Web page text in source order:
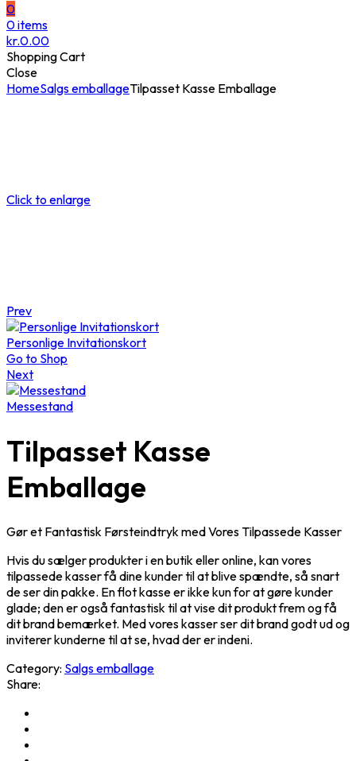
0
0items
kr.0.00
Shopping Cart
Close
HomeSalgs emballageTilpasset Kasse Emballage
Click to enlarge
Prev
Personlige Invitationskort
Go to Shop
Next
Messestand
Tilpasset Kasse
Emballage
Gør et Fantastisk Førsteindtryk med Vores Tilpassede Kasser
Hvis du sælger produkter i en butik eller online, kan vores
tilpassede kasser få dine kunder til at blive spændte, så snart
de ser din pakke. En flot kasse er ikke kun for at gøre kunder
glade; den er også fantastisk til at vise dit produkt frem og få
dit brand bemærket. Med vores kasser ser dit brand godt ud og
inviterer kunderne til at se, hvad der er indeni.
Category: Salgs emballage
Share: